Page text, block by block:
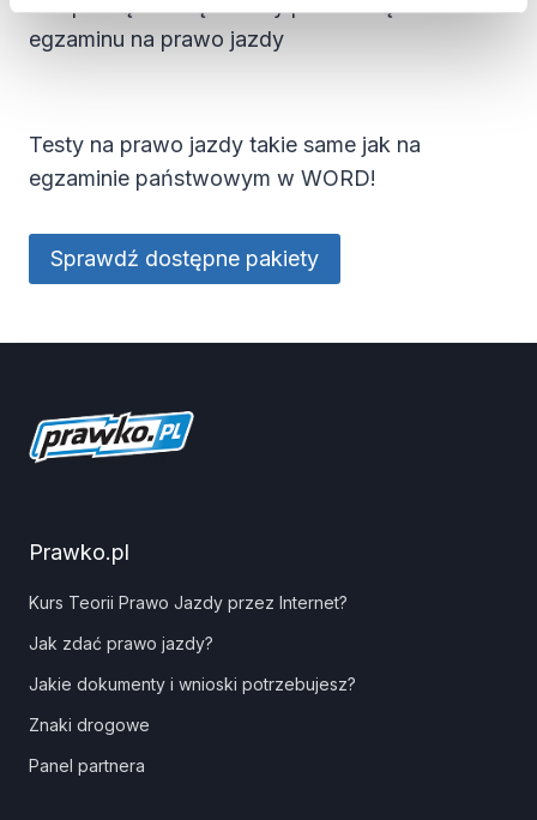
egzaminu na prawo jazdy
Testy na prawo jazdy takie same jak na
egzaminie państwowym w WORD!
Sprawdź dostępne pakiety
Prawko.pl
Kurs Teorii Prawo Jazdy przez Internet?
Jak zdać prawo jazdy?
Jakie dokumenty i wnioski potrzebujesz?
Znaki drogowe
Panel partnera